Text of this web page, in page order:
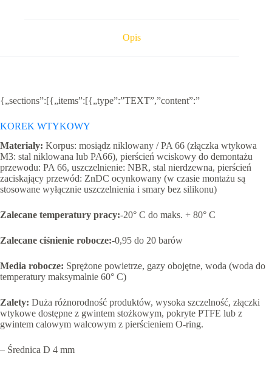
Opis
{„sections”:[{„items”:[{„type”:”TEXT”,”content”:”
KOREK WTYKOWY
Materiały: Korpus: mosiądz niklowany / PA 66 (złączka wtykowa
M3: stal niklowana lub PA66), pierścień wciskowy do demontażu
przewodu: PA 66, uszczelnienie: NBR, stal nierdzewna, pierścień
zaciskający przewód: ZnDC ocynkowany (w czasie montażu są
stosowane wyłącznie uszczelnienia i smary bez silikonu)
Zalecane temperatury pracy:-20° C do maks. + 80° C
Zalecane ciśnienie robocze:-0,95 do 20 barów
Media robocze: Sprężone powietrze, gazy obojętne, woda (woda do
temperatury maksymalnie 60° C)
Zalety: Duża różnorodność produktów, wysoka szczelność, złączki
wtykowe dostępne z gwintem stożkowym, pokryte PTFE lub z
gwintem calowym walcowym z pierścieniem O-ring.
– Średnica D 4 mm